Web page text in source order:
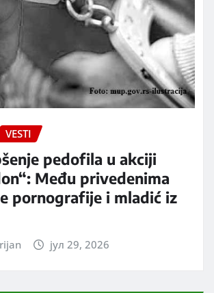
VESTI
pedofila u akciji
Među privedenima
pornografije i mladić iz
јул 29, 2026